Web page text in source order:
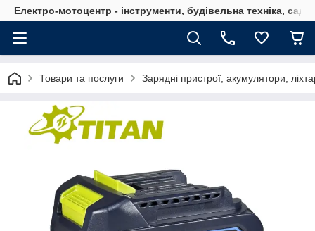
Електро-мотоцентр - інструменти, будівельна техніка,
Товари та послуги Зарядні пристрої, акумулятори,